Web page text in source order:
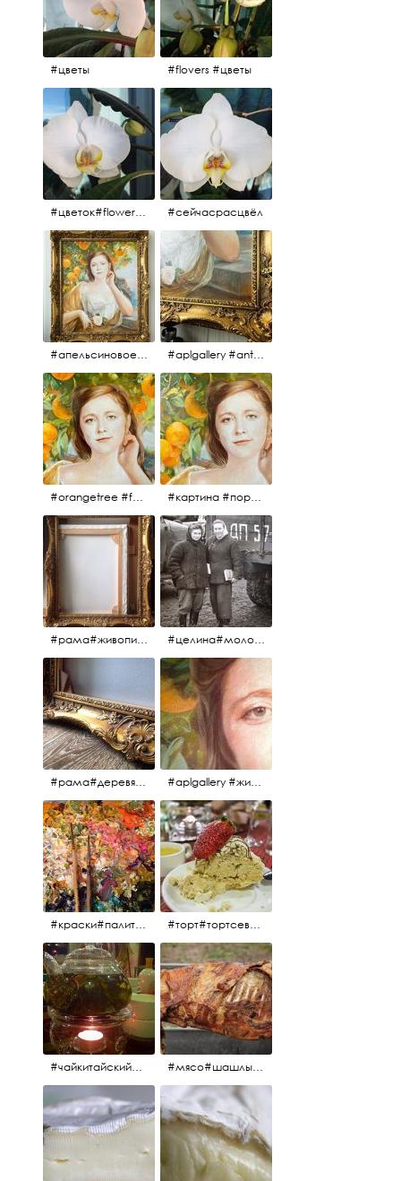
#цветы #flovers #цветы
#цветок#flowers #💜🌸 #сейчасрасцвёл
#апельсиновоедерево #плодородие #изобилие #картина #портрет #живопись #девушка #апельсиновоедерево #плодородие #рама #антикварнаярама #антиквариат #antiques #abundance #aplgallery #portrait #painting #frame #fertility #orangetree @aplgallery #aplgallery #antiques #painting #portrait #frame #antiqueframe #abundance #fertility #orangetree #антиквариат#картина#фрагмент #живопись #улыбка #девушка #портрет #рама #антикварнаярама #изобилие #плодородие #апельсиновоедерево
#orangetree #fertility #abundance #portrait #painting #живопись #портрет #картина #девушка #улыбка #aplgallery #картина #портрет #живопись #апельсиновоедерево # девушка #улыбка #изобилие #плодородие #painting #portrait #abundance #fertility #orangetree #aplgallery
#рама#живопись#антиквариат#спб#aplgallery #целина#молодёжьнацелине#комсомолки#50тыегода #50тые#СССР
#рама#деревяннаярама#антиквариат#живопись#aplgallery #aplgallery #живопись #портрет
#краски#палитра#картина#живопись#aplgallery #торт#тортсевер#север#severspb#северметрополь#безе#безесклубникой#тортвоздушный#тортсбезе#cake#meringuecake#meringuecakewithstrawberries @sever_metropol
#чайкитайский#чай#tea#teachinese @chinacook.ru #мясо#шашлык#шашлыкмашлык #пальчикиоближешь